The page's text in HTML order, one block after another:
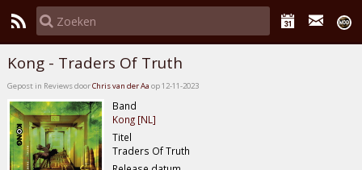
Kong - Traders Of Truth
Gepost in Reviews doorChris van der Aa op 12-11-2023
Band
Kong [NL]
Titel
Traders Of Truth